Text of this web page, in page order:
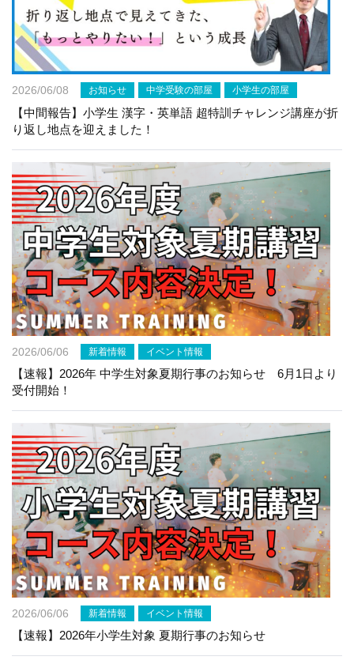
2026/06/08 お知らせ 中学受験の部屋 小学生の部屋
【中間報告】小学生 漢字・英単語 超特訓チャレンジ講座が折
り返し地点を迎えました！
2026/06/06 新着情報 イベント情報
【速報】2026年 中学生対象夏期行事のお知らせ 6月1日より
受付開始！
2026/06/06 新着情報 イベント情報
【速報】2026年小学生対象 夏期行事のお知らせ